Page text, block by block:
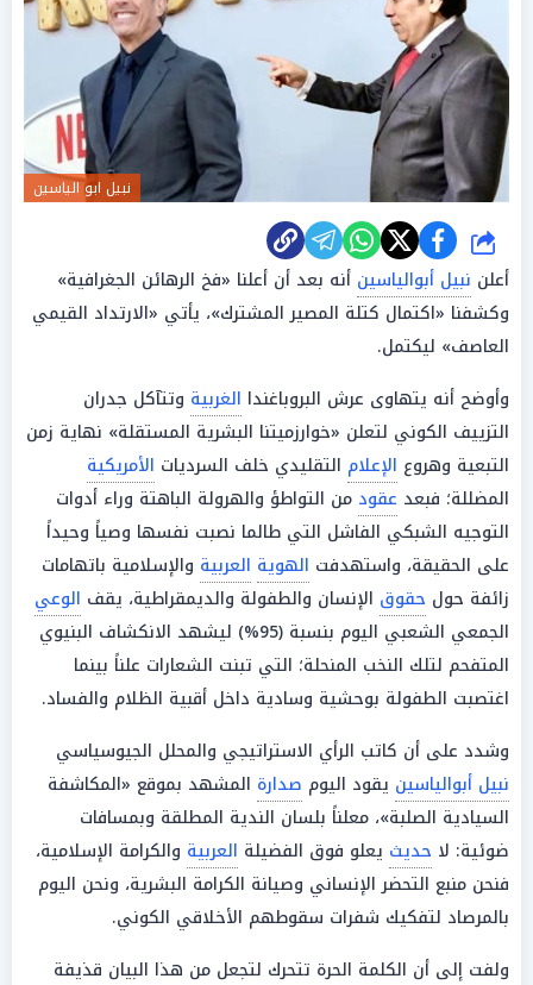
نبيل ابو الياسين
شارك
أعلن نبيل أبوالياسين أنه بعد أن أعلنا «فخ الرهائن الجغرافية»
وكشفنا «اكتمال كتلة المصير المشترك»، يأتي «الارتداد القيمي
العاصف» ليكتمل.
وأوضح أنه يتهاوى عرش البروباغندا الغربية وتتآكل جدران
التزييف الكوني لتعلن «خوارزميتنا البشرية المستقلة» نهاية زمن
التبعية وهروع الإعلام التقليدي خلف السرديات الأمريكية
المضللة؛ فبعد عقود من التواطؤ والهرولة الباهتة وراء أدوات
التوجيه الشبكي الفاشل التي طالما نصبت نفسها وصياً وحيداً
على الحقيقة، واستهدفت الهوية العربية والإسلامية باتهامات
زائفة حول حقوق الإنسان والطفولة والديمقراطية، يقف الوعي
الجمعي الشعبي اليوم بنسبة (95%) ليشهد الانكشاف البنيوي
المتفحم لتلك النخب المنحلة؛ التي تبنت الشعارات علناً بينما
اغتصبت الطفولة بوحشية وسادية داخل أقبية الظلام والفساد.
وشدد على أن كاتب الرأي الاستراتيجي والمحلل الجيوسياسي
نبيل أبوالياسين يقود اليوم صدارة المشهد بموقع «المكاشفة
السيادية الصلبة»، معلناً بلسان الندية المطلقة وبمسافات
ضوئية: لا حديث يعلو فوق الفضيلة العربية والكرامة الإسلامية،
فنحن منبع التحضر الإنساني وصيانة الكرامة البشرية، ونحن اليوم
بالمرصاد لتفكيك شفرات سقوطهم الأخلاقي الكوني.
ولفت إلى أن الكلمة الحرة تتحرك لتجعل من هذا البيان قذيفة